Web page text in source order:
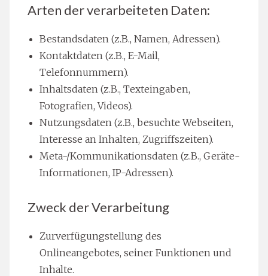
Arten der verarbeiteten Daten:
Bestandsdaten (z.B., Namen, Adressen).
Kontaktdaten (z.B., E-Mail,
Telefonnummern).
Inhaltsdaten (z.B., Texteingaben,
Fotografien, Videos).
Nutzungsdaten (z.B., besuchte Webseiten,
Interesse an Inhalten, Zugriffszeiten).
Meta-/Kommunikationsdaten (z.B., Geräte-
Informationen, IP-Adressen).
Zweck der Verarbeitung
Zurverfügungstellung des
Onlineangebotes, seiner Funktionen und
Inhalte.